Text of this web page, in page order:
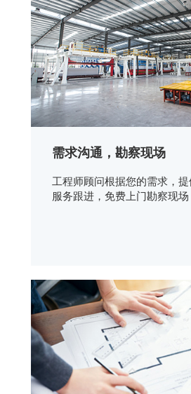
需求沟通，勘察现场
工程师顾问根据您的需求，
服务跟进，免费上门勘察现场